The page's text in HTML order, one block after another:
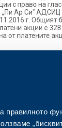
правилното
с право на
„Пи Ар Си“
г. Общият
акции е
от платените